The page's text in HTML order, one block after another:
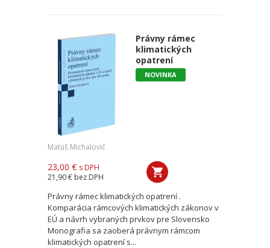
Právny rámec
klimatických
opatrení
NOVINKA
Matúš Michalovič
23,00 € s DPH
21,90 € bez DPH
Právny rámec klimatických opatrení .
Komparácia rámcových klimatických zákonov v
EÚ a návrh vybraných prvkov pre Slovensko
Monografia sa zaoberá právnym rámcom
klimatických opatrení s...